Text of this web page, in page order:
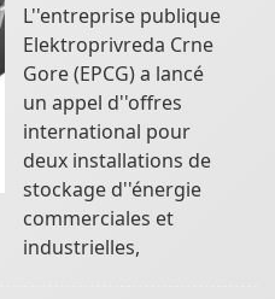
L''entreprise publique
Elektroprivreda Crne
Gore (EPCG) a lancé
un appel d''offres
international pour
deux installations de
stockage d''énergie
commerciales et
industrielles,